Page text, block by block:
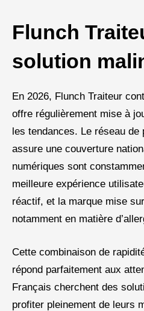
Flunch
solution
En 2026, Flunch Traiteur
offre régulièrement mise à
les tendances. Le réseau de
assure une couverture
numériques sont
meilleure expérience
réactif, et la marque mise
notamment en matière
Cette combinaison de
répond parfaitement aux
Français cherchent des
profiter pleinement de leurs